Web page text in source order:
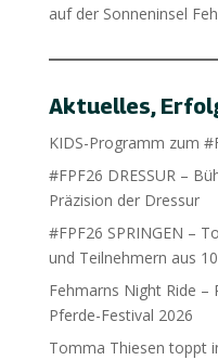
auf der Sonneninsel
Aktuelles,
KIDS-Programm zum
#FPF26 DRESSUR –
Präzision der Dressur
#FPF26 SPRINGEN –
und Teilnehmern aus
Fehmarns Night Ride –
Pferde-Festival 2026
Tomma Thiesen toppt